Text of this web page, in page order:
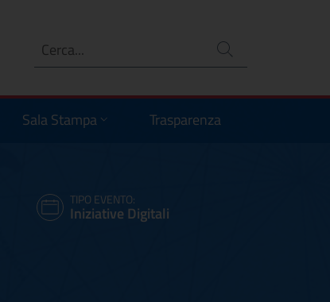
Ricerca
Sala Stampa Trasparenza
TIPO EVENTO:
Iniziative Digitali